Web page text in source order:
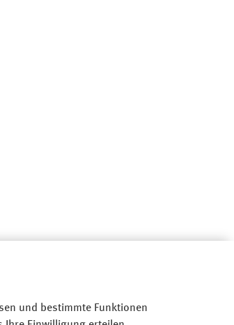
und bestimmte Funktionen